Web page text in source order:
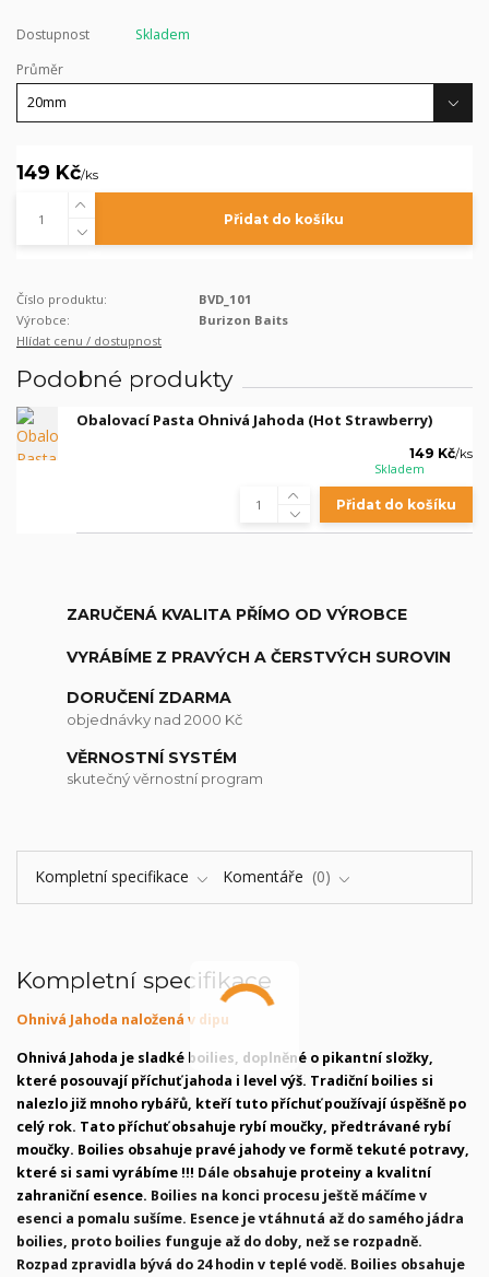
Dostupnost
Skladem
Průměr
149 Kč/ks
Přidat do košíku
Číslo produktu:
BVD_101
Výrobce:
Burizon Baits
Hlídat cenu / dostupnost
Podobné produkty
Obalovací Pasta Ohnivá Jahoda (Hot Strawberry)
149 Kč/ks
Skladem
Přidat do košíku
ZARUČENÁ KVALITA PŘÍMO OD VÝROBCE
VYRÁBÍME Z PRAVÝCH A ČERSTVÝCH SUROVIN
DORUČENÍ ZDARMA
objednávky nad 2000 Kč
VĚRNOSTNÍ SYSTÉM
skutečný věrnostní program
Kompletní specifikace Komentáře 0
Kompletní specifikace
Ohnivá Jahoda naložená v dipu
Ohnivá Jahoda je sladké boilies, doplněné o pikantní složky,
které posouvají příchuť jahoda i level výš. Tradiční boilies si
nalezlo již mnoho rybářů, kteří tuto příchuť používají úspěšně po
celý rok. Tato příchuť obsahuje rybí moučky, předtrávané rybí
moučky. Boilies obsahuje pravé jahody ve formě tekuté potravy,
které si sami vyrábíme !!! Dále obsahuje proteiny a kvalitní
zahraniční esence. Boilies na konci procesu ještě máčíme v
esenci a pomalu sušíme. Esence je vtáhnutá až do samého jádra
boilies, proto boilies funguje až do doby, než se rozpadně.
Rozpad zpravidla bývá do 24 hodin v teplé vodě. Boilies obsahuje